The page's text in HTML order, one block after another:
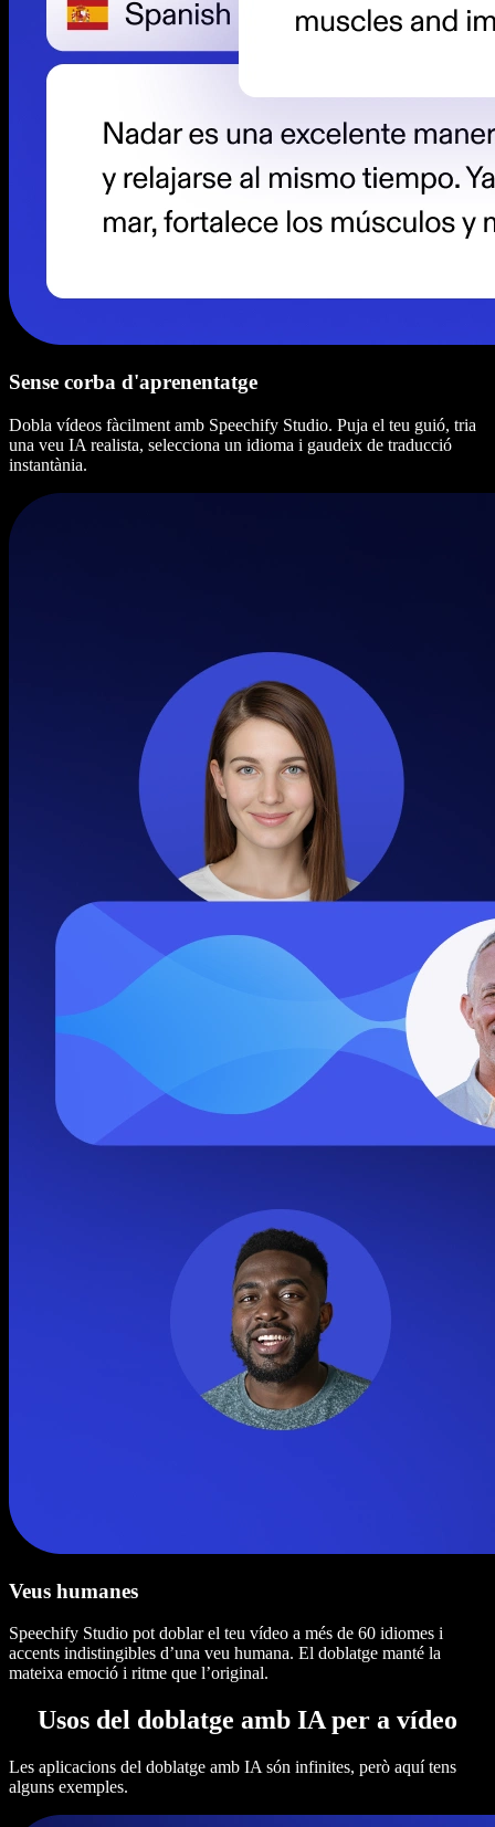
Sense corba d'aprenentatge
Dobla vídeos fàcilment amb Speechify Studio. Puja el teu guió, tria
una veu IA realista, selecciona un idioma i gaudeix de traducció
instantània.
Veus humanes
Speechify Studio pot doblar el teu vídeo a més de 60 idiomes i
accents indistingibles d’una veu humana. El doblatge manté la
mateixa emoció i ritme que l’original.
Usos del doblatge amb IA per a vídeo
Les aplicacions del doblatge amb IA són infinites, però aquí tens
alguns exemples.